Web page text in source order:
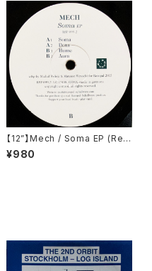
【12”】Mech / Soma EP (Res
opal Schallware) (RSP 09
9,2)
¥980